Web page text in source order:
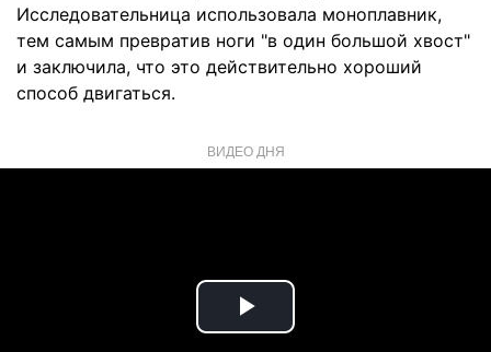
Исследовательница использовала моноплавник,
тем самым превратив ноги "в один большой хвост"
и заключила, что это действительно хороший
способ двигаться.
ВИДЕО ДНЯ
Play